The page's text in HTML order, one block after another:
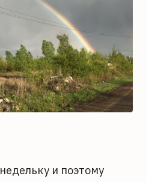
и поэтому